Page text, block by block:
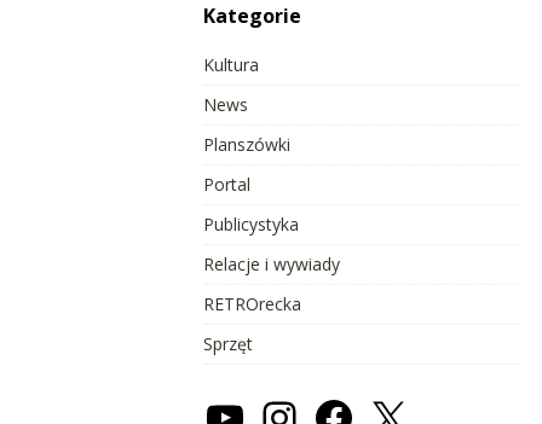
Kategorie
Kultura
News
Planszówki
Portal
Publicystyka
Relacje i wywiady
RETROrecka
Sprzęt